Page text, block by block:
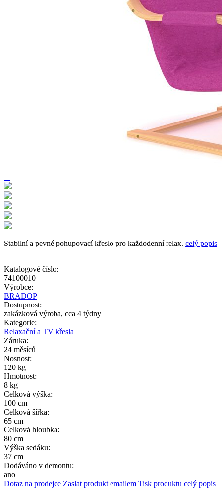
Stabilní a pevné pohupovací křeslo pro každodenní relax. celý popis
Katalogové číslo:
74100010
Výrobce:
BRADOP
Dostupnost:
zakázková výroba, cca 4 týdny
Kategorie:
Relaxační a TV křesla
Záruka:
24 měsíců
Nosnost:
120 kg
Hmotnost:
8 kg
Celková výška:
100 cm
Celková šířka:
65 cm
Celková hloubka:
80 cm
Výška sedáku:
37 cm
Dodáváno v demontu:
ano
Dotaz na prodejce Zaslat produkt emailem Tisk produktu celý popis